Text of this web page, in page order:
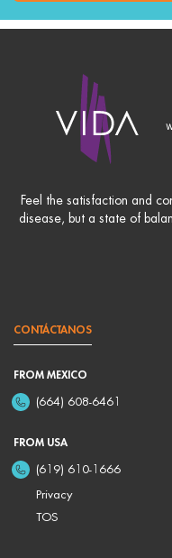
Feel the satisfaction and
disease, but a state of
CONTÁCTANOS
FROM MEXICO
(664) 608-6461
FROM USA
(619) 610-1666
Privacy
TOS